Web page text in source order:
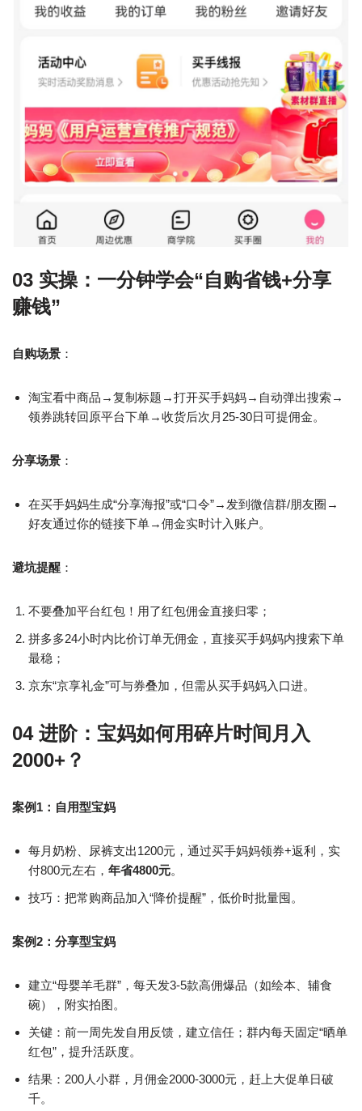
03 实操：一分钟学会“自购省钱+分享
赚钱”
自购场景 ：
淘宝看中商品→复制标题→打开买手妈妈→自动弹出搜索→
领券跳转回原平台下单→收货后次月25-30日可提佣金。
分享场景 ：
在买手妈妈生成“分享海报”或“口令”→发到微信群/朋友圈→
好友通过你的链接下单→佣金实时计入账户。
避坑提醒 ：
不要叠加平台红包！用了红包佣金直接归零；
拼多多24小时内比价订单无佣金，直接买手妈妈内搜索下单
最稳；
京东“京享礼金”可与券叠加，但需从买手妈妈入口进。
04 进阶：宝妈如何用碎片时间月入
2000+？
案例1：自用型宝妈
每月奶粉、尿裤支出1200元，通过买手妈妈领券+返利，实
付800元左右， 年省4800元。
技巧：把常购商品加入“降价提醒”，低价时批量囤。
案例2：分享型宝妈
建立“母婴羊毛群”，每天发3-5款高佣爆品（如绘本、辅食
碗），附实拍图。
关键：前一周先发自用反馈，建立信任；群内每天固定“晒单
红包”，提升活跃度。
结果：200人小群，月佣金2000-3000元，赶上大促单日破
千。